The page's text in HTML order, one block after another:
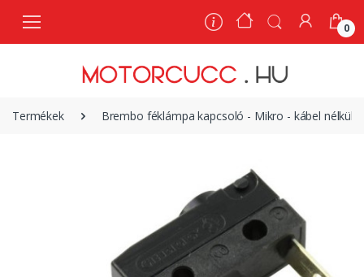
0
Termékek Brembo féklámpa kapcsoló - Mikro - kábel nélkül
0